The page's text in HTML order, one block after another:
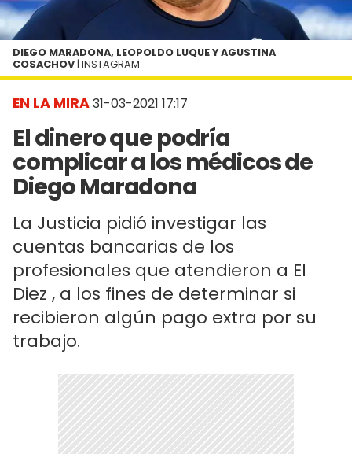
EN LA MIRA31-03-2021 17:17
El dinero que podría
complicar a los médicos de
Diego Maradona
La Justicia pidió investigar las
cuentas bancarias de los
profesionales que atendieron a El
Diez , a los fines de determinar si
recibieron algún pago extra por su
trabajo.
DIEGO MARADONA, LEOPOLDO LUQUE Y AGUSTINA
COSACHOV | INSTAGRAM